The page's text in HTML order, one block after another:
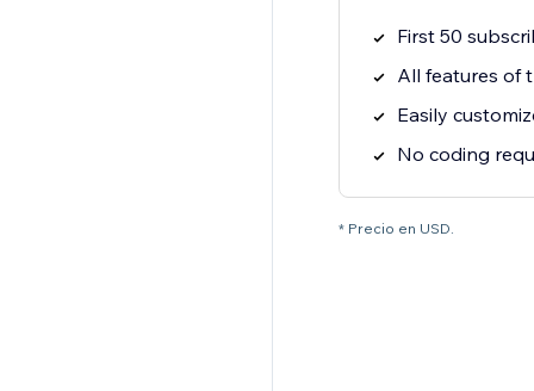
First 50
All features of
Easily
No coding
* Precio en USD.